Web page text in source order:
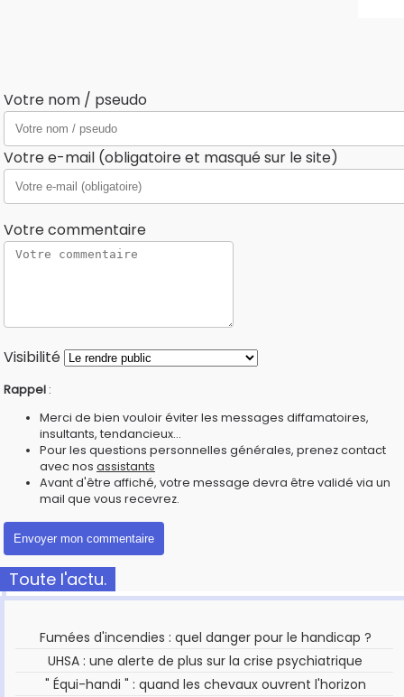
Votre nom / pseudo
Votre e-mail (obligatoire et masqué sur le site)
Votre commentaire
Visibilité
Rappel :
Merci de bien vouloir éviter les messages diffamatoires,
insultants, tendancieux...
Pour les questions personnelles générales, prenez contact
avec nos assistants
Avant d'être affiché, votre message devra être validé via un
mail que vous recevrez.
Toute l'actu.
Fumées d'incendies : quel danger pour le handicap ?
UHSA : une alerte de plus sur la crise psychiatrique
" Équi-handi " : quand les chevaux ouvrent l'horizon